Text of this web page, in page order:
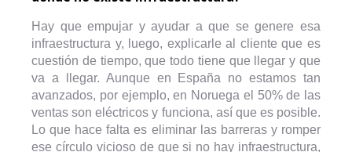
Hay que empujar y ayudar a que se genere esa
infraestructura y, luego, explicarle al cliente que es
cuestión de tiempo, que todo tiene que llegar y que
va a llegar. Aunque en España no estamos tan
avanzados, por ejemplo, en Noruega el 50% de las
ventas son eléctricos y funciona, así que es posible.
Lo que hace falta es eliminar las barreras y romper
ese círculo vicioso de que si no hay infraestructura,